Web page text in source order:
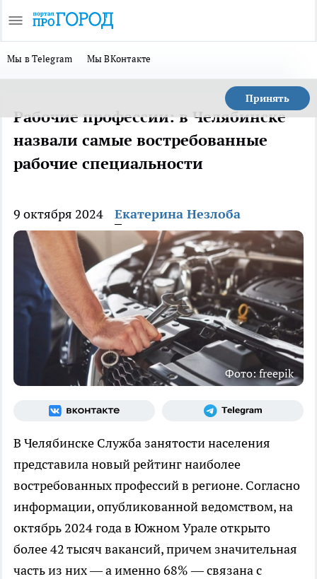
Мы в Telegram Мы ВКонтакте
Принять
Рабочие профессии: в Челябинске
назвали самые востребованные
рабочие специальности
9 октября 2024 Екатерина Незлоба
Фото: freepik
В Челябинске Служба занятости населения
представила новый рейтинг наиболее
востребованных профессий в регионе. Согласно
информации, опубликованной ведомством, на
октябрь 2024 года в Южном Урале открыто
более 42 тысяч вакансий, причем значительная
часть из них — а именно 68% — связана с